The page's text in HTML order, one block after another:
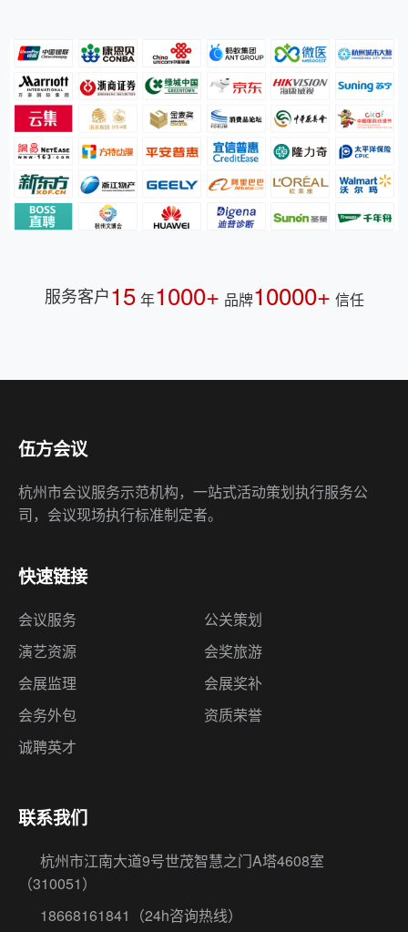
服务客户15 年1000+ 品牌10000+ 信任
伍方会议
杭州市会议服务示范机构，一站式活动策划执行服务公
司，会议现场执行标准制定者。
快速链接
会议服务
公关策划
演艺资源
会奖旅游
会展监理
会展奖补
会务外包
资质荣誉
诚聘英才
联系我们
杭州市江南大道9号世茂智慧之门A塔4608室
（310051）
18668161841
（24h咨询热线）